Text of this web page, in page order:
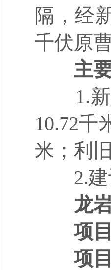
隔，经
千伏原
主
1.新
10.72千
米；利
2.建
龙
项
项